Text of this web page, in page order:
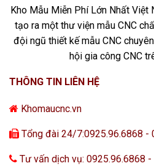
Kho Mẫu Miễn Phí Lớn Nhất Việt
tạo ra một thư viện mẫu CNC
đội ngũ thiết kế mẫu CNC
hội gia công CNC
THÔNG TIN LIÊN HỆ
Khomaucnc.vn
Tổng đài 24/7:0925.96.6868 -
Tư vấn dịch vụ: 0925.96.6868